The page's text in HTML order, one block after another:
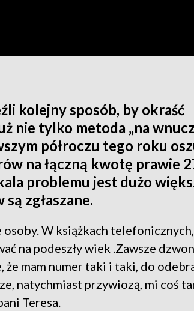
kolejny sposób, by okraść
nie tylko metoda „na
półroczu tego roku
na łączną kwotę prawie
problemu jest dużo
zgłaszane.
W książkach telefonicznych,
na podeszły wiek .Zawsze
mam numer taki i taki, do
natychmiast przywiozą, mi coś
Teresa.